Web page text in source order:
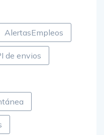
AlertasEmpleos
de envios